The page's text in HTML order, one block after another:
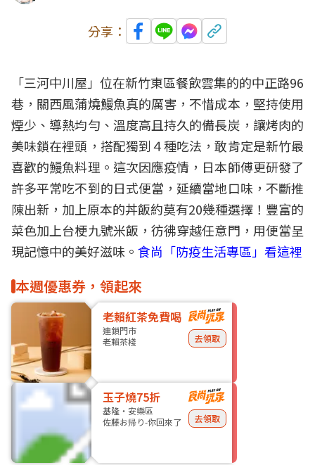
分享：
「三河中川屋」位在新竹東區餐飲雲集的的中正路96
巷，關西風蒲燒鰻魚真的厲害，不惜成本，堅持使用
煙少、導熱均勻、溫度高且持久的備長炭，讓烤肉的
美味鎖在裡頭，搭配獨到４種吃法，敢肯定是新竹最
喜歡的鰻魚料理。這次因應疫情，日本師傅更研發了
許多平常吃不到的日式便當 ，延續當地口味，不斷推
陳出新，加上原本的丼飯約莫有20幾種選擇！豐富的
菜色加上台梗九號米飯，彷彿穿越任意門，用便當呈
現記憶中的美好滋味。 食尚「防疫生活專區」看這裡
本週優惠券，領起來
老賴紅茶免費喝
連鎖門市
老賴茶棧
去領取
玉子燒75折
基隆・安樂區
佐藤お帰り-你回來了
去領取